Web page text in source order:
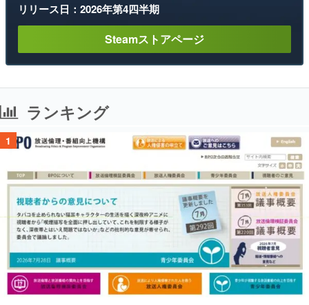
リリース日：2026年第4四半期
Steamストアページ
ランキング
1